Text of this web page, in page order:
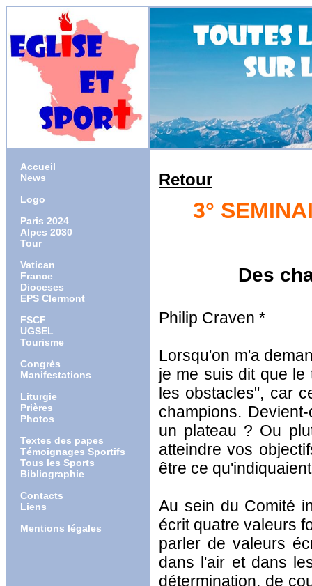
Accueil
News
Logo
Paris 2024
Alpes 2030
Tour
Vatican
France
Dioceses
EPS Clermont
FSCF
UGSEL
Tourisme
Congrès
Manifestations
Liturgie
Prières
Photos
Textes des papes
Témoignages Sportifs
Tous les Sports
Bibliographie
Contacts
Liens
Mentions légales
Retour
3°
Des
Philip Craven *
Lorsqu'on m'a
je me suis dit que le
les obstacles", car
champions.
un plateau ? Ou
atteindre vos
être ce
Au sein du Comité
écrit quatre valeurs
parler de valeurs
dans l'air et dans
détermination, de